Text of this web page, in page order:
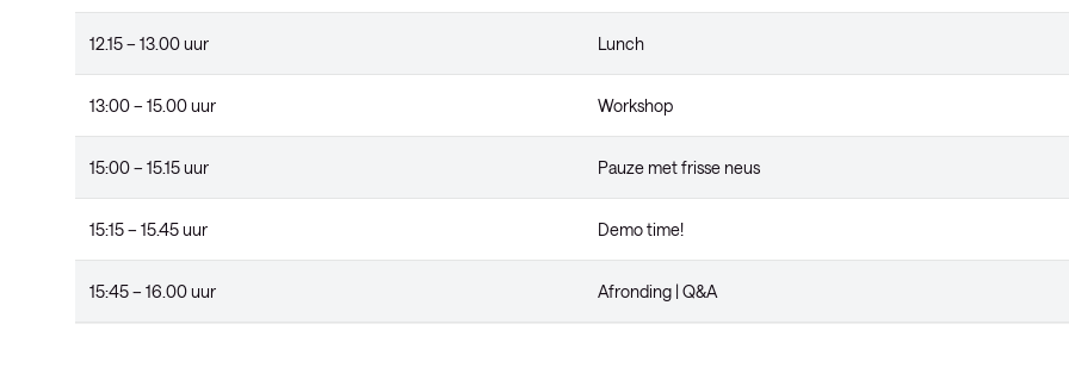
12.15 – 13.00 uur Lunch
13:00 – 15.00 uur Workshop
15:00 – 15.15 uur Pauze met frisse neus
15:15 – 15.45 uur Demo time!
15:45 – 16.00 uur Afronding | Q&A